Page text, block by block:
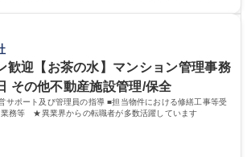
の見学ツアー事業 ※入社後は上記いずれかの部門
社の定める業務 募集職種 【都庁グル
残業月平均9時間未満／有給年平均16日取得
を経験できます。 ■様々なプロジェクト：駐車場
場内に設置された照明を兼ねた広告「ブライトサ
など、事業収益を生み出す活動を積極的に行って
歓迎【お茶の水】マンション管理事務
その他不動産施設管理/保全
サポート及び管理員の指導 ■担当物件における修繕工事等受
務等 ★異業界からの転職者が多数活躍しています